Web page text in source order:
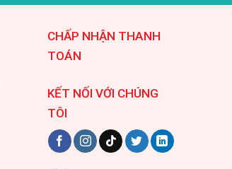
CHẤP NHẬN THANH
TOÁN
KẾT NỐI VỚI CHÚNG
TÔI